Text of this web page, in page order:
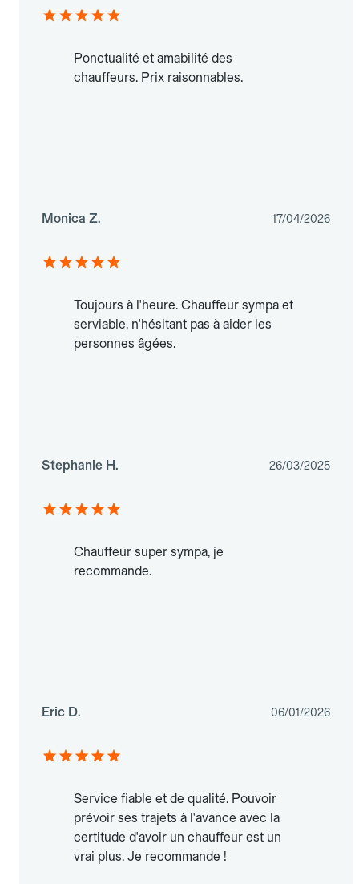
Ponctualité et amabilité des
chauffeurs. Prix raisonnables.
Monica Z. 17/04/2026
Toujours à l'heure. Chauffeur sympa et
serviable, n'hésitant pas à aider les
personnes âgées.
Stephanie H. 26/03/2025
Chauffeur super sympa, je
recommande.
Eric D. 06/01/2026
Service fiable et de qualité. Pouvoir
prévoir ses trajets à l'avance avec la
certitude d'avoir un chauffeur est un
vrai plus. Je recommande !